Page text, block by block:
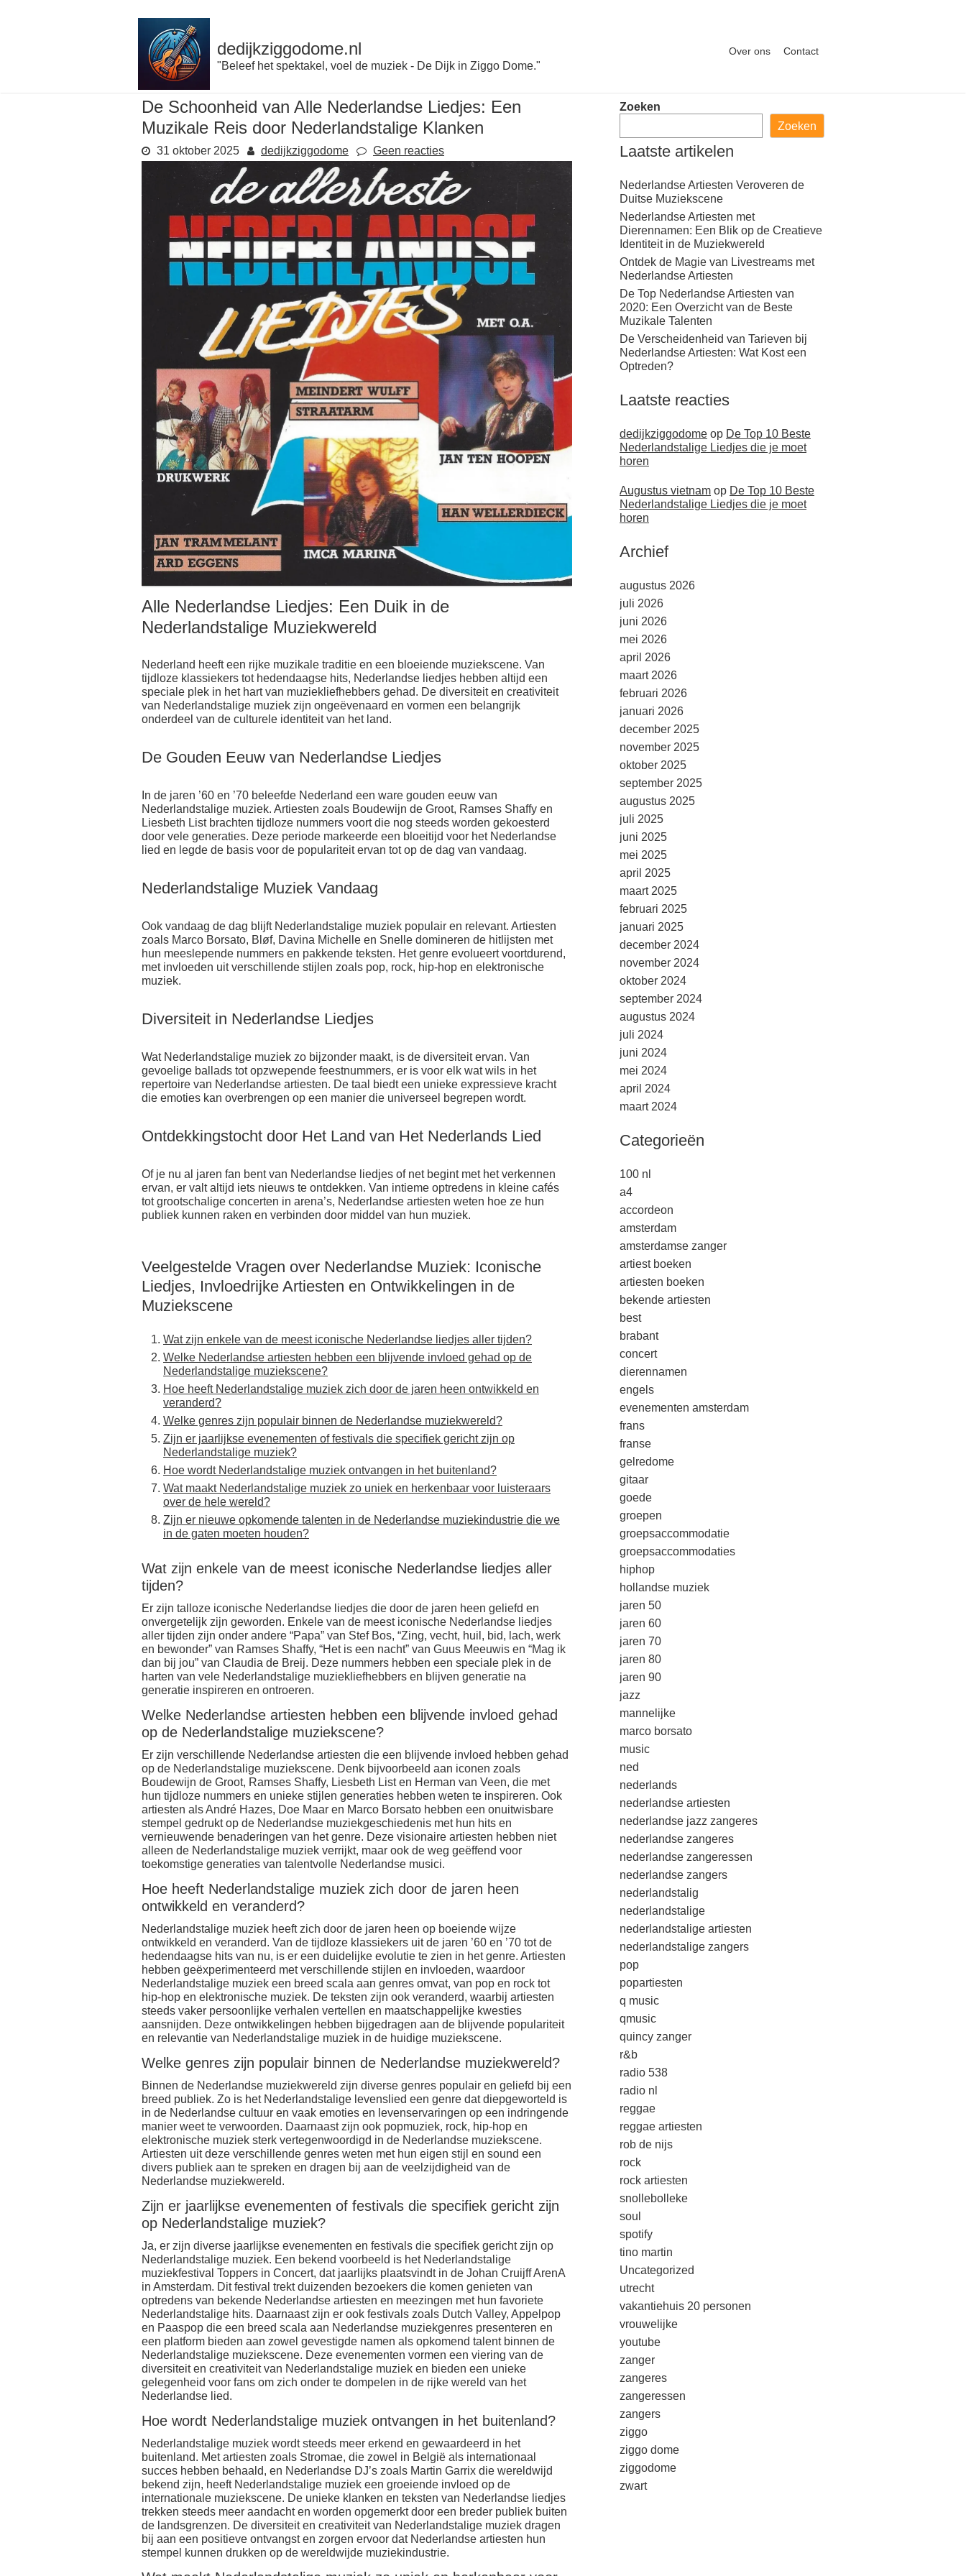
dedijkziggodome.nl
"Beleef het spektakel, voel de muziek - De Dijk in Ziggo Dome."
Over ons Contact
De Schoonheid van Alle Nederlandse Liedjes: Een
Muzikale Reis door Nederlandstalige Klanken
31 oktober 2025 dedijkziggodome Geen reacties
Alle Nederlandse Liedjes: Een Duik in de
Nederlandstalige Muziekwereld
Nederland heeft een rijke muzikale traditie en een bloeiende muziekscene. Van
tijdloze klassiekers tot hedendaagse hits, Nederlandse liedjes hebben altijd een
speciale plek in het hart van muziekliefhebbers gehad. De diversiteit en creativiteit
van Nederlandstalige muziek zijn ongeëvenaard en vormen een belangrijk
onderdeel van de culturele identiteit van het land.
De Gouden Eeuw van Nederlandse Liedjes
In de jaren ’60 en ’70 beleefde Nederland een ware gouden eeuw van
Nederlandstalige muziek. Artiesten zoals Boudewijn de Groot, Ramses Shaffy en
Liesbeth List brachten tijdloze nummers voort die nog steeds worden gekoesterd
door vele generaties. Deze periode markeerde een bloeitijd voor het Nederlandse
lied en legde de basis voor de populariteit ervan tot op de dag van vandaag.
Nederlandstalige Muziek Vandaag
Ook vandaag de dag blijft Nederlandstalige muziek populair en relevant. Artiesten
zoals Marco Borsato, Bløf, Davina Michelle en Snelle domineren de hitlijsten met
hun meeslepende nummers en pakkende teksten. Het genre evolueert voortdurend,
met invloeden uit verschillende stijlen zoals pop, rock, hip-hop en elektronische
muziek.
Diversiteit in Nederlandse Liedjes
Wat Nederlandstalige muziek zo bijzonder maakt, is de diversiteit ervan. Van
gevoelige ballads tot opzwepende feestnummers, er is voor elk wat wils in het
repertoire van Nederlandse artiesten. De taal biedt een unieke expressieve kracht
die emoties kan overbrengen op een manier die universeel begrepen wordt.
Ontdekkingstocht door Het Land van Het Nederlands Lied
Of je nu al jaren fan bent van Nederlandse liedjes of net begint met het verkennen
ervan, er valt altijd iets nieuws te ontdekken. Van intieme optredens in kleine cafés
tot grootschalige concerten in arena’s, Nederlandse artiesten weten hoe ze hun
publiek kunnen raken en verbinden door middel van hun muziek.
Veelgestelde Vragen over Nederlandse Muziek: Iconische
Liedjes, Invloedrijke Artiesten en Ontwikkelingen in de
Muziekscene
Wat zijn enkele van de meest iconische Nederlandse liedjes aller tijden?
Welke Nederlandse artiesten hebben een blijvende invloed gehad op de
Nederlandstalige muziekscene?
Hoe heeft Nederlandstalige muziek zich door de jaren heen ontwikkeld en
veranderd?
Welke genres zijn populair binnen de Nederlandse muziekwereld?
Zijn er jaarlijkse evenementen of festivals die specifiek gericht zijn op
Nederlandstalige muziek?
Hoe wordt Nederlandstalige muziek ontvangen in het buitenland?
Wat maakt Nederlandstalige muziek zo uniek en herkenbaar voor luisteraars
over de hele wereld?
Zijn er nieuwe opkomende talenten in de Nederlandse muziekindustrie die we
in de gaten moeten houden?
Wat zijn enkele van de meest iconische Nederlandse liedjes aller
tijden?
Er zijn talloze iconische Nederlandse liedjes die door de jaren heen geliefd en
onvergetelijk zijn geworden. Enkele van de meest iconische Nederlandse liedjes
aller tijden zijn onder andere “Papa” van Stef Bos, “Zing, vecht, huil, bid, lach, werk
en bewonder” van Ramses Shaffy, “Het is een nacht” van Guus Meeuwis en “Mag ik
dan bij jou” van Claudia de Breij. Deze nummers hebben een speciale plek in de
harten van vele Nederlandstalige muziekliefhebbers en blijven generatie na
generatie inspireren en ontroeren.
Welke Nederlandse artiesten hebben een blijvende invloed gehad
op de Nederlandstalige muziekscene?
Er zijn verschillende Nederlandse artiesten die een blijvende invloed hebben gehad
op de Nederlandstalige muziekscene. Denk bijvoorbeeld aan iconen zoals
Boudewijn de Groot, Ramses Shaffy, Liesbeth List en Herman van Veen, die met
hun tijdloze nummers en unieke stijlen generaties hebben weten te inspireren. Ook
artiesten als André Hazes, Doe Maar en Marco Borsato hebben een onuitwisbare
stempel gedrukt op de Nederlandse muziekgeschiedenis met hun hits en
vernieuwende benaderingen van het genre. Deze visionaire artiesten hebben niet
alleen de Nederlandstalige muziek verrijkt, maar ook de weg geëffend voor
toekomstige generaties van talentvolle Nederlandse musici.
Hoe heeft Nederlandstalige muziek zich door de jaren heen
ontwikkeld en veranderd?
Nederlandstalige muziek heeft zich door de jaren heen op boeiende wijze
ontwikkeld en veranderd. Van de tijdloze klassiekers uit de jaren ’60 en ’70 tot de
hedendaagse hits van nu, is er een duidelijke evolutie te zien in het genre. Artiesten
hebben geëxperimenteerd met verschillende stijlen en invloeden, waardoor
Nederlandstalige muziek een breed scala aan genres omvat, van pop en rock tot
hip-hop en elektronische muziek. De teksten zijn ook veranderd, waarbij artiesten
steeds vaker persoonlijke verhalen vertellen en maatschappelijke kwesties
aansnijden. Deze ontwikkelingen hebben bijgedragen aan de blijvende populariteit
en relevantie van Nederlandstalige muziek in de huidige muziekscene.
Welke genres zijn populair binnen de Nederlandse muziekwereld?
Binnen de Nederlandse muziekwereld zijn diverse genres populair en geliefd bij een
breed publiek. Zo is het Nederlandstalige levenslied een genre dat diepgeworteld is
in de Nederlandse cultuur en vaak emoties en levenservaringen op een indringende
manier weet te verwoorden. Daarnaast zijn ook popmuziek, rock, hip-hop en
elektronische muziek sterk vertegenwoordigd in de Nederlandse muziekscene.
Artiesten uit deze verschillende genres weten met hun eigen stijl en sound een
divers publiek aan te spreken en dragen bij aan de veelzijdigheid van de
Nederlandse muziekwereld.
Zijn er jaarlijkse evenementen of festivals die specifiek gericht zijn
op Nederlandstalige muziek?
Ja, er zijn diverse jaarlijkse evenementen en festivals die specifiek gericht zijn op
Nederlandstalige muziek. Een bekend voorbeeld is het Nederlandstalige
muziekfestival Toppers in Concert, dat jaarlijks plaatsvindt in de Johan Cruijff ArenA
in Amsterdam. Dit festival trekt duizenden bezoekers die komen genieten van
optredens van bekende Nederlandse artiesten en meezingen met hun favoriete
Nederlandstalige hits. Daarnaast zijn er ook festivals zoals Dutch Valley, Appelpop
en Paaspop die een breed scala aan Nederlandse muziekgenres presenteren en
een platform bieden aan zowel gevestigde namen als opkomend talent binnen de
Nederlandstalige muziekscene. Deze evenementen vormen een viering van de
diversiteit en creativiteit van Nederlandstalige muziek en bieden een unieke
gelegenheid voor fans om zich onder te dompelen in de rijke wereld van het
Nederlandse lied.
Hoe wordt Nederlandstalige muziek ontvangen in het buitenland?
Nederlandstalige muziek wordt steeds meer erkend en gewaardeerd in het
buitenland. Met artiesten zoals Stromae, die zowel in België als internationaal
succes hebben behaald, en Nederlandse DJ’s zoals Martin Garrix die wereldwijd
bekend zijn, heeft Nederlandstalige muziek een groeiende invloed op de
internationale muziekscene. De unieke klanken en teksten van Nederlandse liedjes
trekken steeds meer aandacht en worden opgemerkt door een breder publiek buiten
de landsgrenzen. De diversiteit en creativiteit van Nederlandstalige muziek dragen
bij aan een positieve ontvangst en zorgen ervoor dat Nederlandse artiesten hun
stempel kunnen drukken op de wereldwijde muziekindustrie.
Zoeken
Zoeken
Laatste artikelen
Nederlandse Artiesten Veroveren de
Duitse Muziekscene
Nederlandse Artiesten met
Dierennamen: Een Blik op de Creatieve
Identiteit in de Muziekwereld
Ontdek de Magie van Livestreams met
Nederlandse Artiesten
De Top Nederlandse Artiesten van
2020: Een Overzicht van de Beste
Muzikale Talenten
De Verscheidenheid van Tarieven bij
Nederlandse Artiesten: Wat Kost een
Optreden?
Laatste reacties
dedijkziggodome op De Top 10 Beste
Nederlandstalige Liedjes die je moet
horen
Augustus vietnam op De Top 10 Beste
Nederlandstalige Liedjes die je moet
horen
Archief
augustus 2026
juli 2026
juni 2026
mei 2026
april 2026
maart 2026
februari 2026
januari 2026
december 2025
november 2025
oktober 2025
september 2025
augustus 2025
juli 2025
juni 2025
mei 2025
april 2025
maart 2025
februari 2025
januari 2025
december 2024
november 2024
oktober 2024
september 2024
augustus 2024
juli 2024
juni 2024
mei 2024
april 2024
maart 2024
Categorieën
100 nl
a4
accordeon
amsterdam
amsterdamse zanger
artiest boeken
artiesten boeken
bekende artiesten
best
brabant
concert
dierennamen
engels
evenementen amsterdam
frans
franse
gelredome
gitaar
goede
groepen
groepsaccommodatie
groepsaccommodaties
hiphop
hollandse muziek
jaren 50
jaren 60
jaren 70
jaren 80
jaren 90
jazz
mannelijke
marco borsato
music
ned
nederlands
nederlandse artiesten
nederlandse jazz zangeres
nederlandse zangeres
nederlandse zangeressen
nederlandse zangers
nederlandstalig
nederlandstalige
nederlandstalige artiesten
nederlandstalige zangers
pop
popartiesten
q music
qmusic
quincy zanger
r&b
radio 538
radio nl
reggae
reggae artiesten
rob de nijs
rock
rock artiesten
snollebolleke
soul
spotify
tino martin
Uncategorized
utrecht
vakantiehuis 20 personen
vrouwelijke
youtube
zanger
zangeres
zangeressen
zangers
ziggo
ziggo dome
ziggodome
zwart